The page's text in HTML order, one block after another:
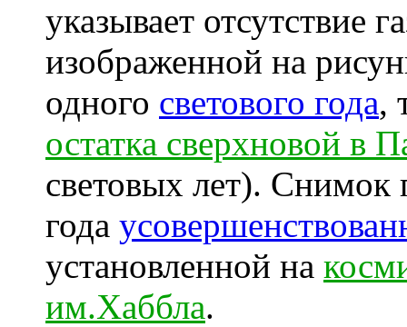
указывает отсутствие
изображенной на
одного светового года,
остатка сверхновой в
световых лет). Снимок
года
установленной на
им.Хаббла.